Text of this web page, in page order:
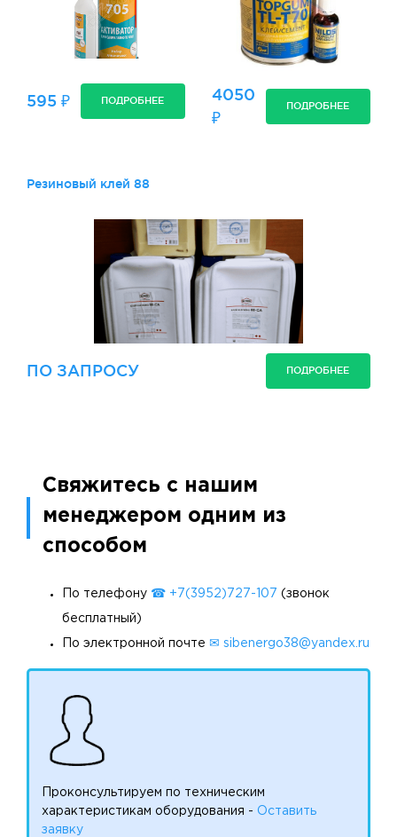
595 ₽ ПОДРОБНЕЕ
4050
₽
ПОДРОБНЕЕ
Резиновый клей 88
ПО ЗАПРОСУ ПОДРОБНЕЕ
Свяжитесь с нашим
менеджером одним из
способом
По телефону ☎ +7(3952)727-107 (звонок
бесплатный)
По электронной почте ✉ sibenergo38@yandex.ru
Проконсультируем по техническим
характеристикам оборудования - Оставить
заявку